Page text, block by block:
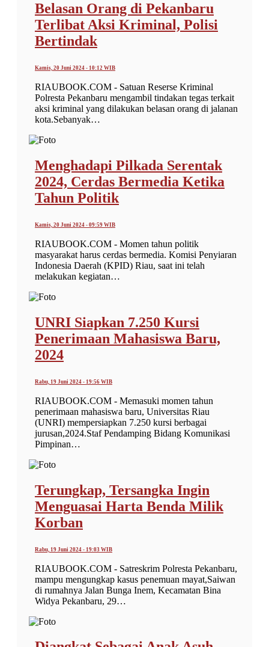
Belasan Orang di Pekanbaru
Terlibat Aksi Kriminal, Polisi
Bertindak
Kamis, 20 Juni 2024 - 10:12 WIB
RIAUBOOK.COM - Satuan Reserse Kriminal
Polresta Pekanbaru mengambil tindakan tegas terkait
aksi kriminal yang dilakukan belasan orang di jalanan
kota.Sebanyak…
Menghadapi Pilkada Serentak
2024, Cerdas Bermedia Ketika
Tahun Politik
Kamis, 20 Juni 2024 - 09:59 WIB
RIAUBOOK.COM - Momen tahun politik
masyarakat harus cerdas bermedia. Komisi Penyiaran
Indonesia Daerah (KPID) Riau, saat ini telah
melakukan kegiatan…
UNRI Siapkan 7.250 Kursi
Penerimaan Mahasiswa Baru,
2024
Rabu, 19 Juni 2024 - 19:56 WIB
RIAUBOOK.COM - Memasuki momen tahun
penerimaan mahasiswa baru, Universitas Riau
(UNRI) mempersiapkan 7.250 kursi berbagai
jurusan,2024.Staf Pendamping Bidang Komunikasi
Pimpinan…
Terungkap, Tersangka Ingin
Menguasai Harta Benda Milik
Korban
Rabu, 19 Juni 2024 - 19:03 WIB
RIAUBOOK.COM - Satreskrim Polresta Pekanbaru,
mampu mengungkap kasus penemuan mayat,Saiwan
di rumahnya Jalan Bunga Inem, Kecamatan Bina
Widya Pekanbaru, 29…